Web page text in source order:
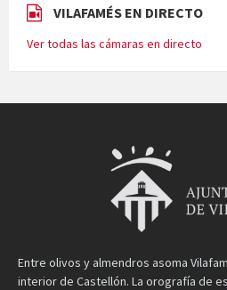
VILAFAMÉS EN DIRECTO
Ver todas las cámaras en directo
Entre olivos y almendros asoma
interior de Castellón. La orografía de